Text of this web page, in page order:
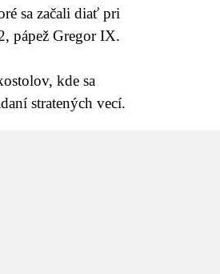
sa začali diať pri
pápež Gregor IX.
kde sa
stratených vecí.